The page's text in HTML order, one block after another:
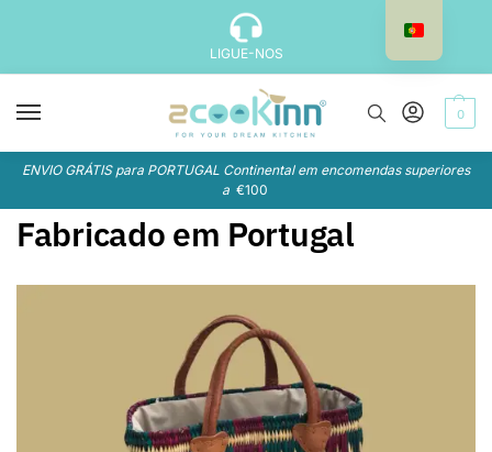
LIGUE-NOS
0
ENVIO GRÁTIS para PORTUGAL Continental em encomendas superiores
a €100
Fabricado em Portugal